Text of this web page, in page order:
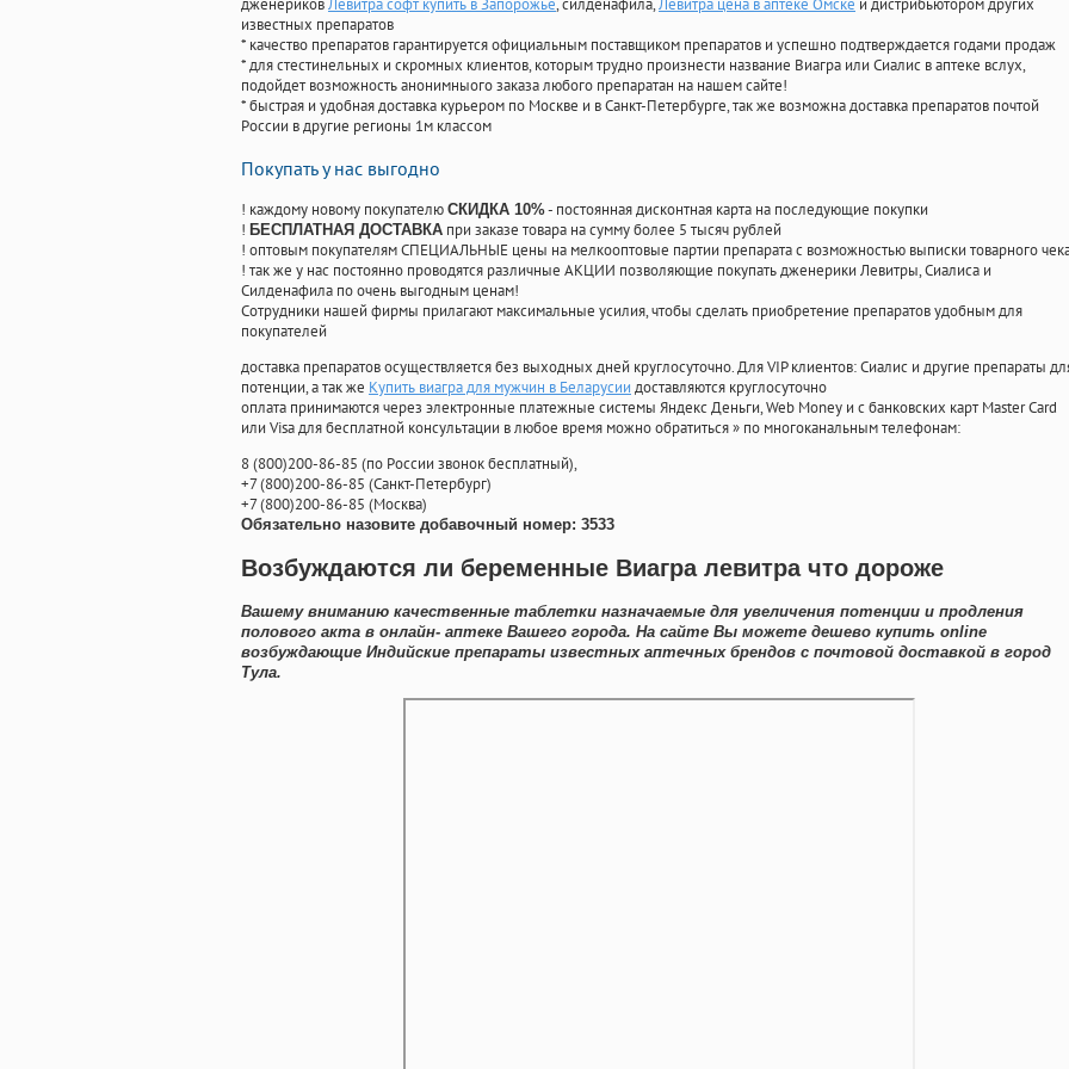
дженериковЛевитра софт купить в Запорожье, силденафила,Левитра цена в аптеке Омске и дистрибьютором других
известных препаратов
* качество препаратов гарантируется официальным поставщиком препаратов и успешно подтверждается годами продаж
* для стестинельных и скромных клиентов, которым трудно произнести название Виагра или Сиалис в аптеке вслух,
подойдет возможность анонимныого заказа любого препаратан на нашем сайте!
* быстрая и удобная доставка курьером по Москве и в Санкт-Петербурге, так же возможна доставка препаратов почтой
России в другие регионы 1м классом
Покупать у нас выгодно
! каждому новому покупателю СКИДКА 10%- постоянная дисконтная карта на последующие покупки
! БЕСПЛАТНАЯ ДОСТАВКА при заказе товара на сумму более 5 тысяч рублей
! оптовым покупателям СПЕЦИАЛЬНЫЕ цены на мелкооптовые партии препарата с возможностью выписки товарного
! так же у нас постоянно проводятся различные АКЦИИ позволяющие покупать дженерики Левитры, Сиалиса и
Силденафила по очень выгодным ценам!
Cотрудники нашей фирмы прилагают максимальные усилия, чтобы сделать приобретение препаратов удобным для
покупателей
доставка препаратов осуществляется без выходных дней круглосуточно. Для VIP клиентов: Сиалис и другие препараты
потенции, а так же Купить виагра для мужчин в Беларусии доставляются круглосуточно
оплата принимаются через электронные платежные системы Яндекс Деньги, Web Money и с банковских карт Master Card
или Visa для бесплатной консультации в любое время можно обратиться» по многоканальным телефонам:
8(800)200-86-85 (по России звонок бесплатный),
+7(800)200-86-85 (Санкт-Петербург)
+7(800)200-86-85 (Москва)
Обязательно назовите добавочный номер: 3533
Возбуждаются ли беременные Виагра левитра что дороже
Вашему вниманию качественные таблетки назначаемые для увеличения потенции и продления
полового акта в онлайн- аптеке Вашего города. На сайте Вы можете дешево купить online
возбуждающие Индийские препараты известных аптечных брендов с почтовой доставкой в город
Тула.